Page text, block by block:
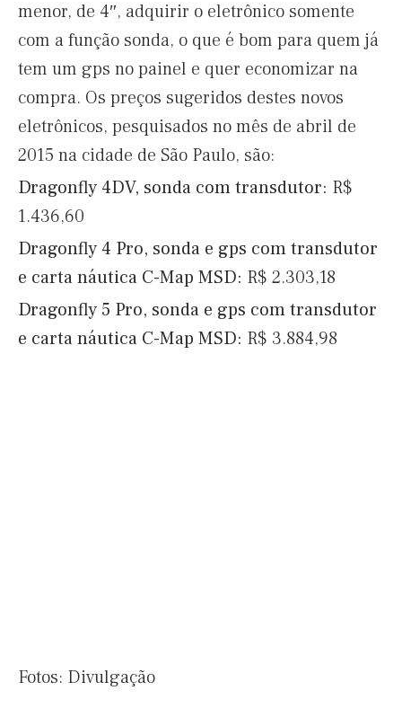
menor, de 4″, adquirir o eletrônico somente
com a função sonda, o que é bom para quem já
tem um gps no painel e quer economizar na
compra. Os preços sugeridos destes novos
eletrônicos, pesquisados no mês de abril de
2015 na cidade de São Paulo, são:
Dragonfly 4DV, sonda com transdutor: R$
1.436,60
Dragonfly 4 Pro, sonda e gps com transdutor
e carta náutica C-Map MSD: R$ 2.303,18
Dragonfly 5 Pro, sonda e gps com transdutor
e carta náutica C-Map MSD: R$ 3.884,98
Fotos: Divulgação